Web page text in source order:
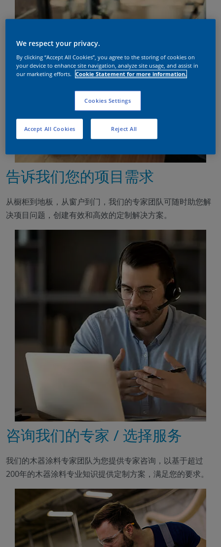
告诉我们您的项目需求
从橱柜到地板，从窗户到门，我们的专家团队可随时助您解
决项目问题，创建有效和高效的定制解决方案。
咨询我们的专家 / 选择服务
我们的木器涂料专家团队为您提供专家咨询，以基于超过
200年的木器涂料专业知识提供定制方案，满足您的要求。
We respect your privacy.
By clicking “Accept All Cookies”, you agree to the storing of cookies on
your device to enhance site navigation, analyze site usage, and assist in
our marketing efforts.
Cookie Statement for more information.
Cookies Settings
Reject All
Accept All Cookies